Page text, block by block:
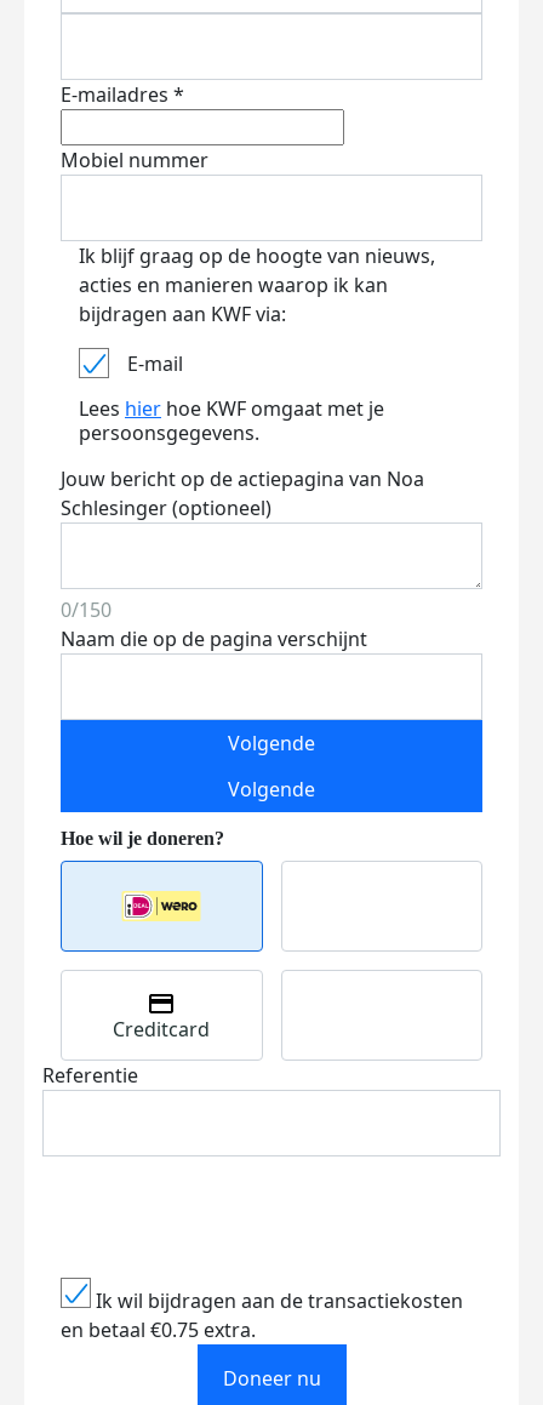
E-mailadres *
Mobiel nummer
Ik blijf graag op de hoogte van nieuws,
acties en manieren waarop ik kan
bijdragen aan KWF via:
E-mail
Lees hier hoe KWF omgaat met je
persoonsgegevens.
Jouw bericht op de actiepagina van Noa
Schlesinger (optioneel)
0/150
Naam die op de pagina verschijnt
Volgende
Volgende
Creditcard
Referentie
Ik wil bijdragen aan de transactiekosten
en betaal €0.75 extra.
Doneer nu